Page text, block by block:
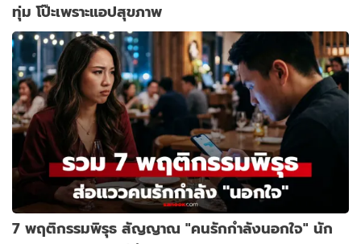
ทุ่ม โป๊ะเพราะแอปสุขภาพ
7 พฤติกรรมพิรุธ สัญญาณ "คนรักกำลังนอกใจ" นัก